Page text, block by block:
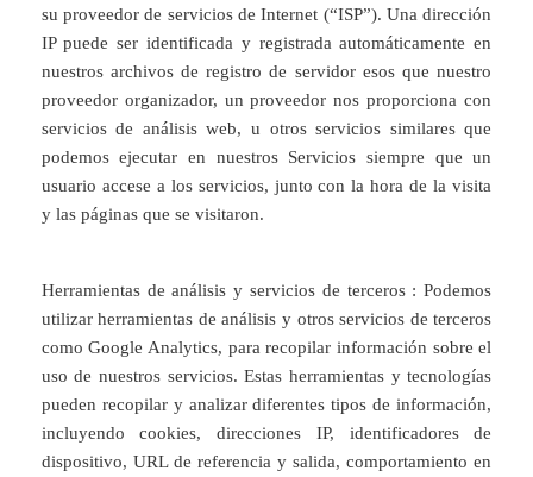
su proveedor de servicios de Internet (“ISP”). Una dirección
IP puede ser identificada y registrada automáticamente en
nuestros archivos de registro de servidor esos que nuestro
proveedor organizador, un proveedor nos proporciona con
servicios de análisis web, u otros servicios similares que
podemos ejecutar en nuestros Servicios siempre que un
usuario accese a los servicios, junto con la hora de la visita
y las páginas que se visitaron.
Herramientas de análisis y servicios de terceros : Podemos
utilizar herramientas de análisis y otros servicios de terceros
como Google Analytics, para recopilar información sobre el
uso de nuestros servicios. Estas herramientas y tecnologías
pueden recopilar y analizar diferentes tipos de información,
incluyendo cookies, direcciones IP, identificadores de
dispositivo, URL de referencia y salida, comportamiento en